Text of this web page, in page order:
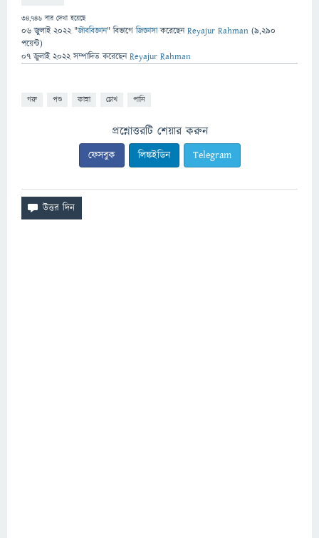
34,746 বার দেখা হয়েছে
06 জুলাই 2022 "জীববিজ্ঞান" বিভাগে জিজ্ঞাসাকরেছেনReyajur Rahman (9,290
পয়েন্ট)
07 জুলাই 2022 সম্পাদিত করেছেনReyajur Rahman
গরু পশু কান্না চোখ পানি
প্রশ্নোত্তরটি শেয়ার করুন
ফেসবুক লিঙ্কইডিন Telegram